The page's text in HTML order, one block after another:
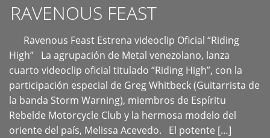
RAVENOUS FEAST
Ravenous Feast Estrena videoclip Oficial “Riding
High” La agrupación de Metal venezolano, lanza
cuarto videoclip oficial titulado “Riding High”, con la
participación especial de Greg Whitbeck (Guitarrista de
la banda Storm Warning), miembros de Espíritu
Rebelde Motorcycle Club y la hermosa modelo del
oriente del país, Melissa Acevedo. El potente […]